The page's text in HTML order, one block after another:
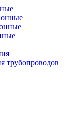
трубопроводов